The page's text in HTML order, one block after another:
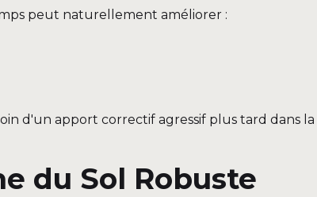
peut naturellement améliorer :
d'un apport correctif agressif plus tard dans la
du Sol Robuste